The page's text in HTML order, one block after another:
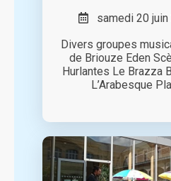
samedi 20 juin
Divers groupes
de Briouze Eden
Hurlantes Le Brazza
L’Arabesque